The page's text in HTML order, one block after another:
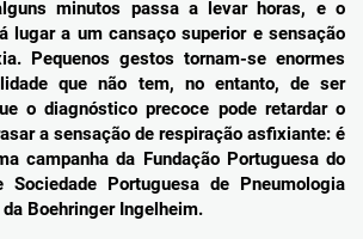
minutos passa a levar horas, e o
lugar a um cansaço superior e sensação
Pequenos gestos tornam-se enormes
que não tem, no entanto, de ser
o diagnóstico precoce pode retardar o
a sensação de respiração asfixiante: é
campanha da Fundação Portuguesa do
Sociedade Portuguesa de Pneumologia
Boehringer Ingelheim.